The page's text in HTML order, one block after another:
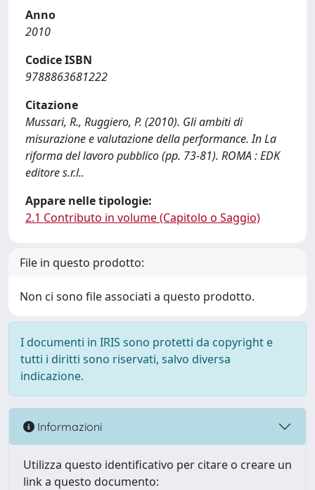
Anno
2010
Codice ISBN
9788863681222
Citazione
Mussari, R., Ruggiero, P. (2010). Gli ambiti di
misurazione e valutazione della performance. In La
riforma del lavoro pubblico (pp. 73-81). ROMA : EDK
editore s.r.l..
Appare nelle tipologie:
2.1 Contributo in volume (Capitolo o Saggio)
File in questo prodotto:
Non ci sono file associati a questo prodotto.
I documenti in IRIS sono protetti da copyright e
tutti i diritti sono riservati, salvo diversa
indicazione.
Informazioni
Utilizza questo identificativo per citare o creare un
link a questo documento: